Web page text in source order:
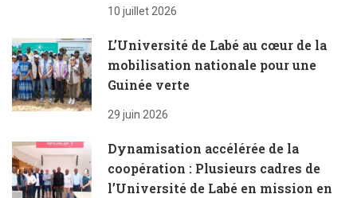
10 juillet 2026
L’Université de Labé au cœur de la
mobilisation nationale pour une
Guinée verte
29 juin 2026
Dynamisation accélérée de la
coopération : Plusieurs cadres de
l’Université de Labé en mission en